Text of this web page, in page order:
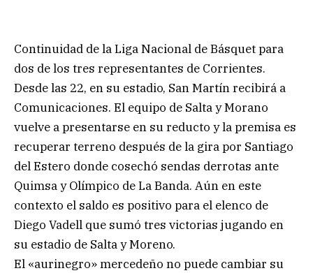
Continuidad de la Liga Nacional de Básquet para
dos de los tres representantes de Corrientes.
Desde las 22, en su estadio, San Martín recibirá a
Comunicaciones. El equipo de Salta y Morano
vuelve a presentarse en su reducto y la premisa es
recuperar terreno después de la gira por Santiago
del Estero donde cosechó sendas derrotas ante
Quimsa y Olímpico de La Banda. Aún en este
contexto el saldo es positivo para el elenco de
Diego Vadell que sumó tres victorias jugando en
su estadio de Salta y Moreno.
El «aurinegro» mercedeño no puede cambiar su